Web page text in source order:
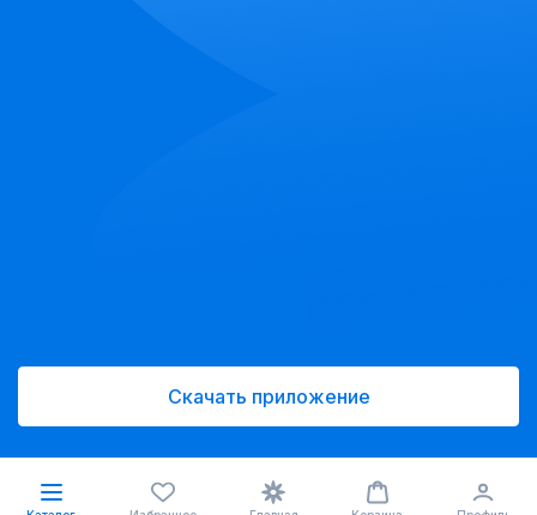
Скачать приложение